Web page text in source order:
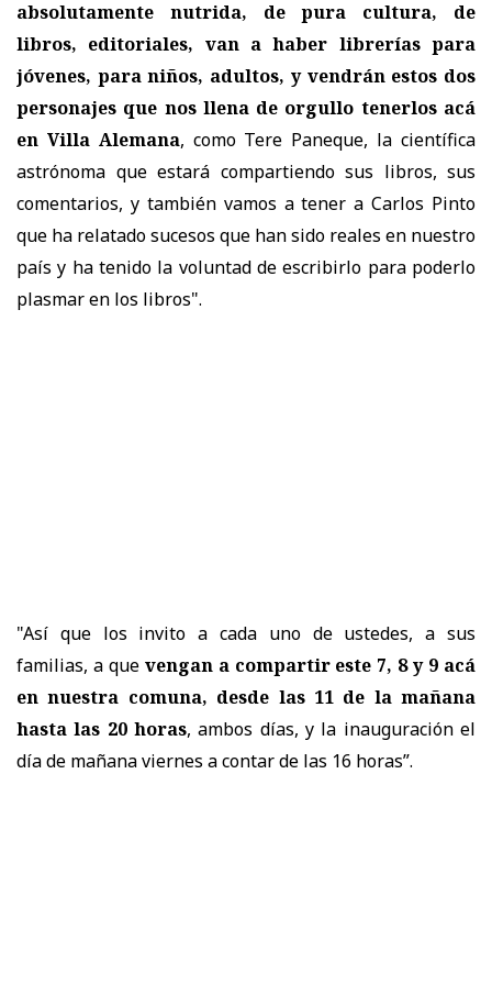
absolutamente nutrida, de pura cultura, de
libros, editoriales, van a haber librerías para
jóvenes, para niños, adultos, y vendrán estos dos
personajes que nos llena de orgullo tenerlos acá
en Villa Alemana, como Tere Paneque, la científica
astrónoma que estará compartiendo sus libros, sus
comentarios, y también vamos a tener a Carlos Pinto
que ha relatado sucesos que han sido reales en nuestro
país y ha tenido la voluntad de escribirlo para poderlo
plasmar en los libros".
"Así que los invito a cada uno de ustedes, a sus
familias, a que vengan a compartir este 7, 8 y 9 acá
en nuestra comuna, desde las 11 de la mañana
hasta las 20 horas, ambos días, y la inauguración el
día de mañana viernes a contar de las 16 horas”.